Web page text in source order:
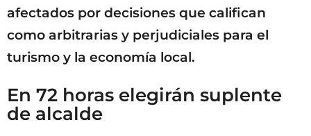
afectados por decisiones que califican
como arbitrarias y perjudiciales para el
turismo y la economía local.
En 72 horas elegirán suplente
de alcalde